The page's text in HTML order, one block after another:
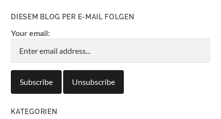
DIESEM BLOG PER E-MAIL FOLGEN
Your email:
KATEGORIEN